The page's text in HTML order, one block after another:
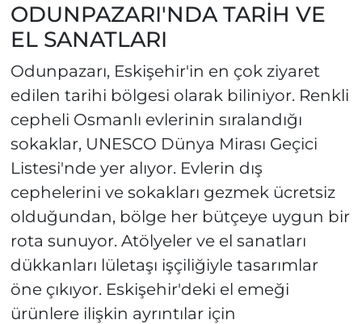
ODUNPAZARI'NDA TARİH VE
EL SANATLARI
Odunpazarı, Eskişehir'in en çok ziyaret
edilen tarihi bölgesi olarak biliniyor. Renkli
cepheli Osmanlı evlerinin sıralandığı
sokaklar, UNESCO Dünya Mirası Geçici
Listesi'nde yer alıyor. Evlerin dış
cephelerini ve sokakları gezmek ücretsiz
olduğundan, bölge her bütçeye uygun bir
rota sunuyor. Atölyeler ve el sanatları
dükkanları lületaşı işçiliğiyle tasarımlar
öne çıkıyor. Eskişehir'deki el emeği
ürünlere ilişkin ayrıntılar için